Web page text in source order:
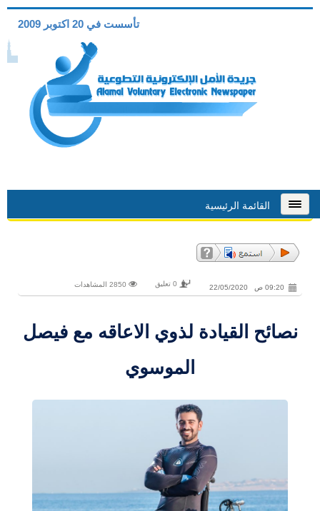
تأسست في 20 اكتوبر 2009
القائمة الرئيسية
09:20 ص 22/05/2020 0 تعليق
نصائح القيادة لذوي الاعاقه مع فيصل
الموسوي